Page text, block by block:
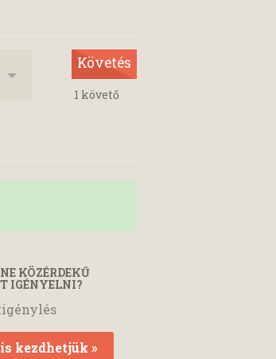
Követés
1 követő
KÖZÉRDEKŰ
IGÉNYELNI?
kezdhetjük »